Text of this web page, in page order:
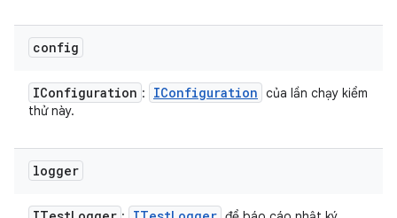
config
IConfiguration : IConfiguration của lần chạy kiểm
thử này.
logger